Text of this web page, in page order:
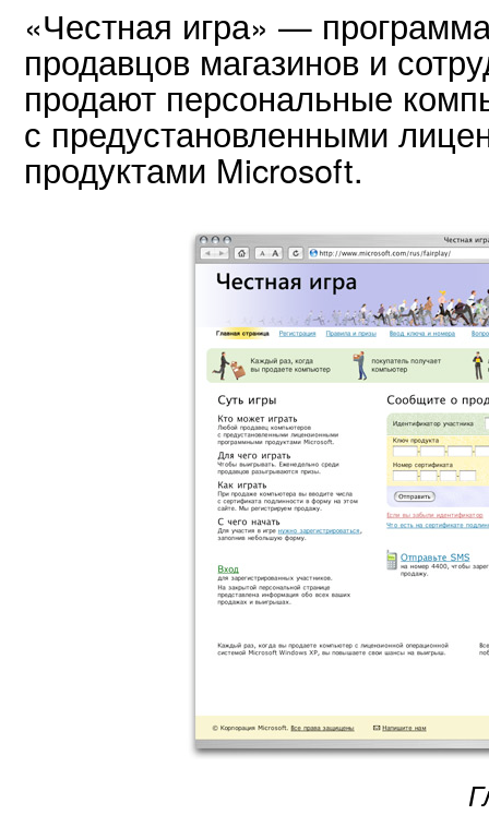
«Честная игра» —
продавцов магазинов и
продают персональные
с предустановленными
продуктами Microsoft.